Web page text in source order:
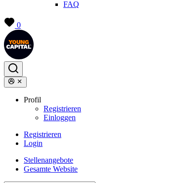
FAQ
0
Profil
Registrieren
Einloggen
Registrieren
Login
Stellenangebote
Gesamte Website